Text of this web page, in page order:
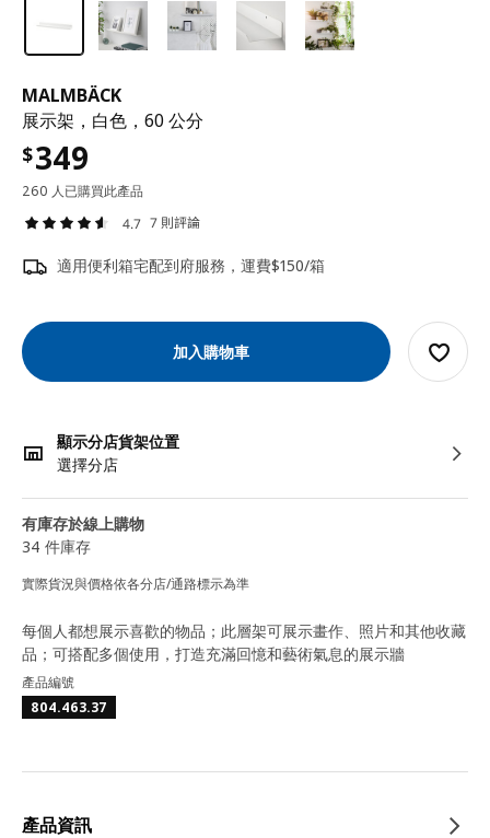
MALMBÄCK
展示架，白色，60 公分
$349
260 人已購買此產品
4.7 7 則評論
適用便利箱宅配到府服務，運費$150/箱
加入購物車
顯示分店貨架位置
選擇分店
有庫存於線上購物
34 件庫存
實際貨況與價格依各分店/通路標示為準
每個人都想展示喜歡的物品；此層架可展示畫作、照片和其他收藏
品；可搭配多個使用，打造充滿回憶和藝術氣息的展示牆
產品編號
804.463.37
產品資訊